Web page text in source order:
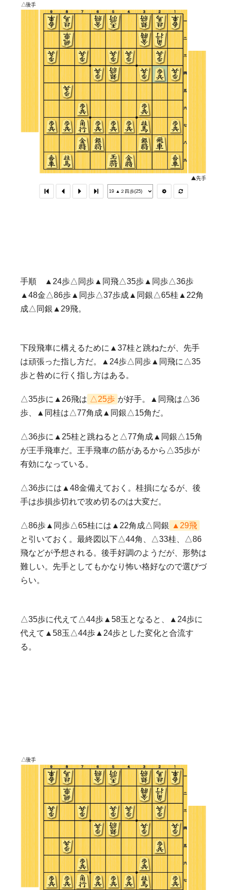
手順 ▲24歩△同歩▲同飛△35歩▲同歩△36歩
▲48金△86歩▲同歩△37歩成▲同銀△65桂▲22角
成△同銀▲29飛。
下段飛車に構えるために▲37桂と跳ねたが、先手
は頑張った指し方だ。▲24歩△同歩▲同飛に△35
歩と咎めに行く指し方はある。
△35歩に▲26飛は △25歩 が好手。▲同飛は△36
歩、▲同桂は△77角成▲同銀△15角だ。
△36歩に▲25桂と跳ねると△77角成▲同銀△15角
が王手飛車だ。王手飛車の筋があるから△35歩が
有効になっている。
△36歩には▲48金備えておく。桂損になるが、後
手は歩損歩切れで攻め切るのは大変だ。
△86歩▲同歩△65桂には▲22角成△同銀 ▲29飛
と引いておく。最終図以下△44角、△33桂、△86
飛などが予想される。後手好調のようだが、形勢は
難しい。先手としてもかなり怖い格好なので選びづ
らい。
△35歩に代えて△44歩▲58玉となると、▲24歩に
代えて▲58玉△44歩▲24歩とした変化と合流す
る。